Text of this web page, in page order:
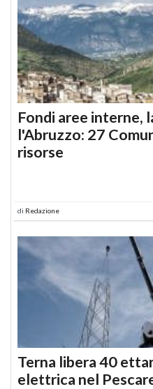
Fondi aree interne,
l'Abruzzo: 27
risorse
di Redazione
Terna libera 40
elettrica nel